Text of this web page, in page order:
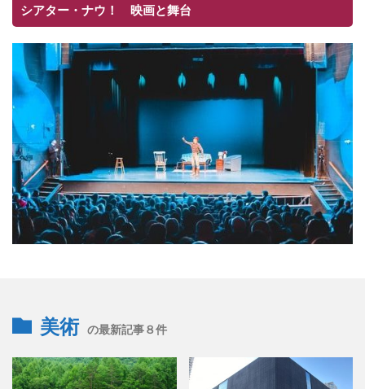
シアター・ナウ！ 映画と舞台
美術 の最新記事８件